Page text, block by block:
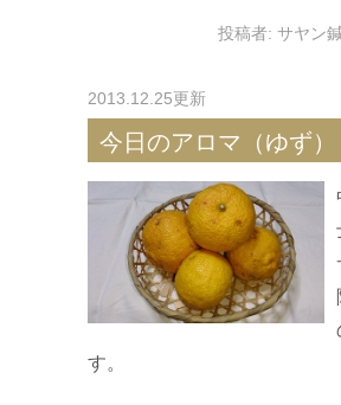
投稿者: サヤン
2013.12.25更新
今日のアロマ（ゆず）
す。